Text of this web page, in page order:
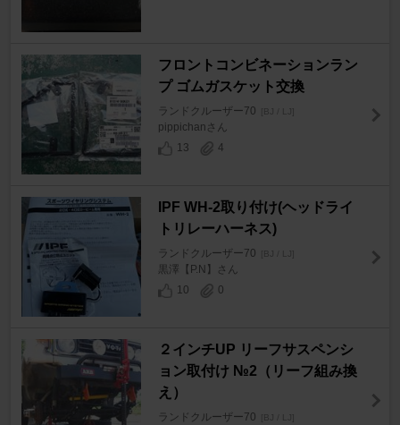
フロントコンビネーションラン
プ ゴムガスケット交換
ランドクルーザー70 [BJ / LJ]
pippichanさん
13
4
IPF WH-2取り付け(ヘッドライ
トリレーハーネス)
ランドクルーザー70 [BJ / LJ]
黒澤【P.N】さん
10
0
２インチUP リーフサスペンシ
ョン取付け №2（リーフ組み換
え）
ランドクルーザー70 [BJ / LJ]